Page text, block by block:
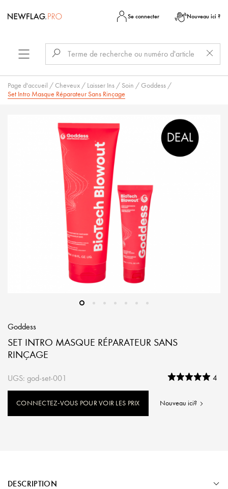
Se connecter Nouveau ici ?
Page d'accueil /Cheveux / Laisser Ins / Soin /Goddess /
Set Intro Masque Réparateur Sans Rinçage
Goddess
SET INTRO MASQUE RÉPARATEUR SANS
RINÇAGE
UGS: god-set-001 4
CONNECTEZ-VOUS POUR VOIR LES PRIX Nouveau ici?
DESCRIPTION